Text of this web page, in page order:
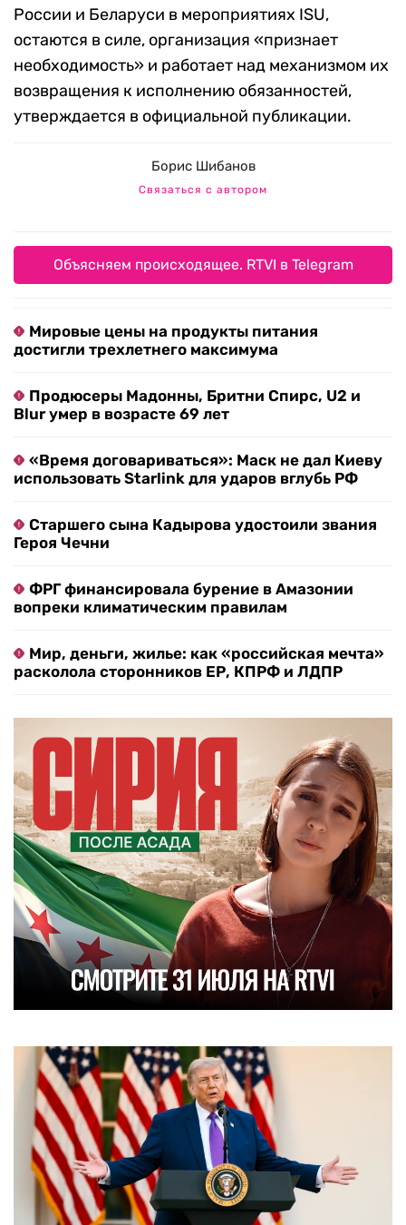
России и Беларуси в мероприятиях ISU,
остаются в силе, организация «признает
необходимость» и работает над механизмом их
возвращения к исполнению обязанностей,
утверждается в официальной публикации.
Борис Шибанов
Связаться с автором
Объясняем происходящее. RTVI в Telegram
Мировые цены на продукты питания
достигли трехлетнего максимума
Продюсеры Мадонны, Бритни Спирс, U2 и
Blur умер в возрасте 69 лет
«Время договариваться»: Маск не дал Киеву
использовать Starlink для ударов вглубь РФ
Старшего сына Кадырова удостоили звания
Героя Чечни
ФРГ финансировала бурение в Амазонии
вопреки климатическим правилам
Мир, деньги, жилье: как «российская мечта»
расколола сторонников ЕР, КПРФ и ЛДПР